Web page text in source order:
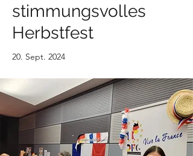
stimmungsvolles
Herbstfest
20. Sept. 2024